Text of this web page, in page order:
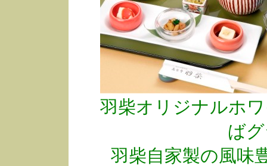
羽柴オリジナルホ
ば
羽柴自家製の風味